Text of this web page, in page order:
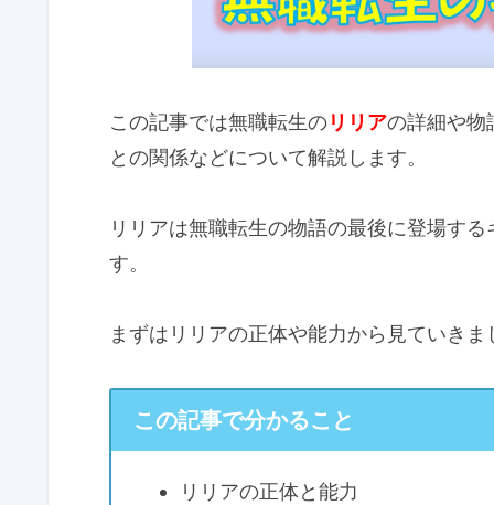
この記事では無職転生のリリアの詳細や物
との関係などについて解説します。
リリアは無職転生の物語の最後に登場す
す。
まずはリリアの正体や能力から見ていきま
この記事で分かること
リリアの正体と能力